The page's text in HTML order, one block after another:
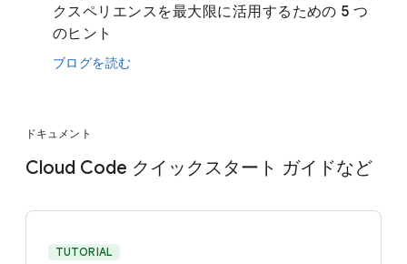
クスペリエンスを最大限に活用するための 5 つ
のヒント
ブログを読む
ドキュメント
Cloud Code クイックスタート ガイドなど
TUTORIAL